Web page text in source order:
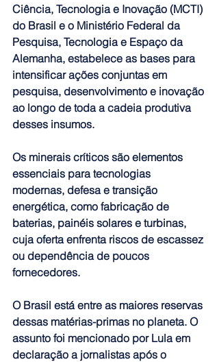
Ciência, Tecnologia e Inovação (MCTI)
do Brasil e o Ministério Federal da
Pesquisa, Tecnologia e Espaço da
Alemanha, estabelece as bases para
intensificar ações conjuntas em
pesquisa, desenvolvimento e inovação
ao longo de toda a cadeia produtiva
desses insumos.
Os minerais críticos são elementos
essenciais para tecnologias
modernas, defesa e transição
energética, como fabricação de
baterias, painéis solares e turbinas,
cuja oferta enfrenta riscos de escassez
ou dependência de poucos
fornecedores.
O Brasil está entre as maiores reservas
dessas matérias-primas no planeta. O
assunto foi mencionado por Lula em
declaração a jornalistas após o